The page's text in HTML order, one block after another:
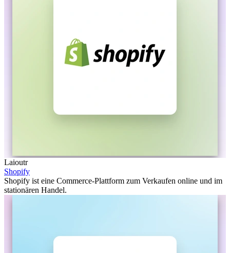
Laioutr
Shopify
Shopify ist eine Commerce-Plattform zum Verkaufen online und im
stationären Handel.